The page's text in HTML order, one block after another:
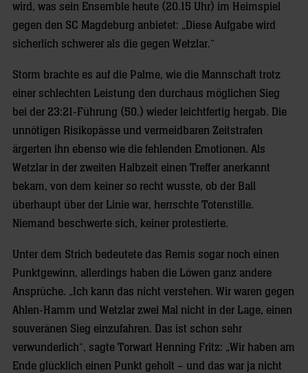
wird, was sein Ensemble heute (20.15 Uhr) im Heimspiel
gegen den SC Magdeburg anbietet: „Diese Aufgabe wird
sicherlich schwerer als die gegen Wetzlar.“
Storm brachte es auf die Palme, wie die Mannschaft trotz
einer schlechten Leistung den durchaus möglichen Sieg
bei der 23:21-Führung (50.) wieder leichtfertig hergab. Die
unnötigen Risikopässe und vermeidbaren Zeitstrafen
ärgerten ihn ebenso wie die fehlenden Emotionen. Als
Wetzlar in der zweiten Halbzeit einen Treffer anerkannt
bekam, von dem keiner so recht wusste, ob der Ball
überhaupt über der Linie war, herrschte Totenstille.
Niemand beschwerte sich, keiner protestierte.
Unter dem Strich bedeutete das Remis sogar noch einen
Punktgewinn, allerdings haben die Löwen ganz andere
Ansprüche. „Ich kann das nicht verstehen. Wir waren gegen
Ahlen-Hamm und Wetzlar zwei Mal nicht in der Lage, einen
souveränen Sieg einzufahren. Das ist schon sehr
verwunderlich“, sagte Torwart Henning Fritz: „Wir haben am
Ende glücklich einen Punkt geholt – und das war ja nicht